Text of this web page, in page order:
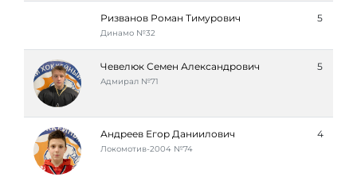
Ризванов Роман Тимурович
Динамо №32
5
Чевелюк Семен Александрович
Адмирал №71
5
Андреев Егор Даниилович
Локомотив-2004 №74
4